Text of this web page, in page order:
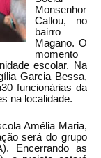
Monsenhor
Callou, no
bairro
Magano. O
momento
escolar. Na
Garcia Bessa,
funcionárias da
na localidade.
Amélia Maria,
será do grupo
Encerrando as